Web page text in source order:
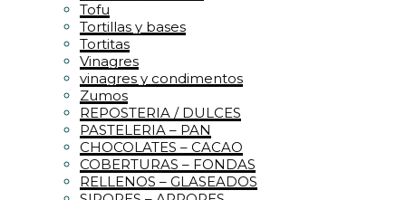
Tofu
Tortillas y bases
Tortitas
Vinagres
vinagres y condimentos
Zumos
REPOSTERIA / DULCES
PASTELERIA – PAN
CHOCOLATES – CACAO
COBERTURAS – FONDAS
RELLENOS – GLASEADOS